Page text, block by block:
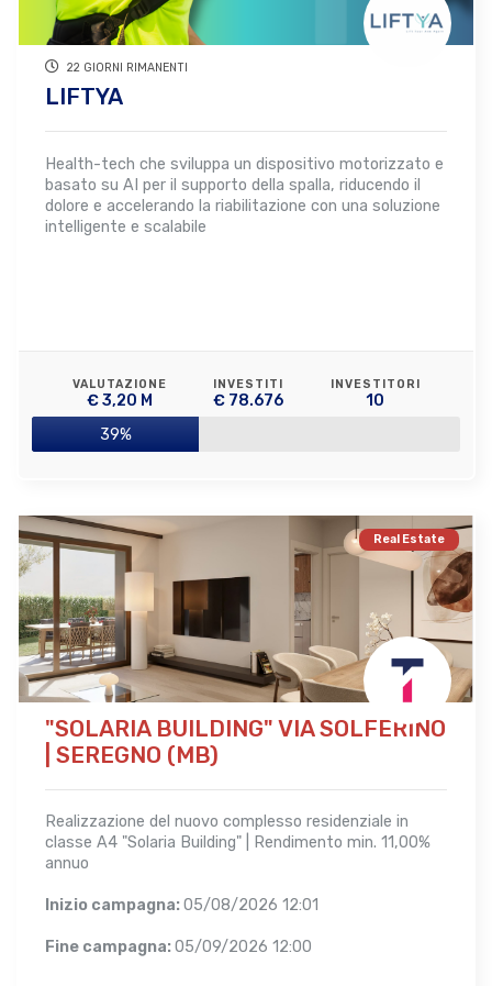
22 GIORNI RIMANENTI
LIFTYA
Health-tech che sviluppa un dispositivo motorizzato e
basato su AI per il supporto della spalla, riducendo il
dolore e accelerando la riabilitazione con una soluzione
intelligente e scalabile
VALUTAZIONE
€ 3,20 M
INVESTITI
€ 78.676
INVESTITORI
10
39%
Real Estate
"SOLARIA BUILDING" VIA SOLFERINO
| SEREGNO (MB)
Realizzazione del nuovo complesso residenziale in
classe A4 "Solaria Building" | Rendimento min. 11,00%
annuo
Inizio campagna:05/08/2026 12:01
Fine campagna:05/09/2026 12:00